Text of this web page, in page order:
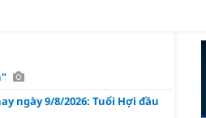
ngày 9/8/2026: Tuổi Hợi đầu